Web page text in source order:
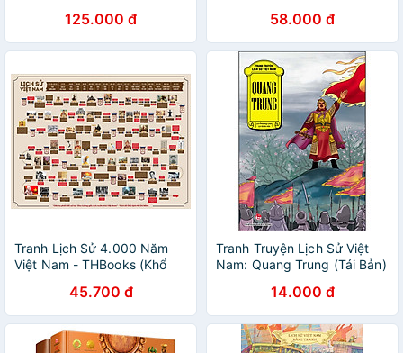
125.000 đ 58.000 đ
Tranh Lịch Sử 4.000 Năm
Việt Nam - THBooks (Khổ
45.700 đ
Tranh Truyện Lịch Sử Việt
Nam: Quang Trung (Tái Bản)
14.000 đ